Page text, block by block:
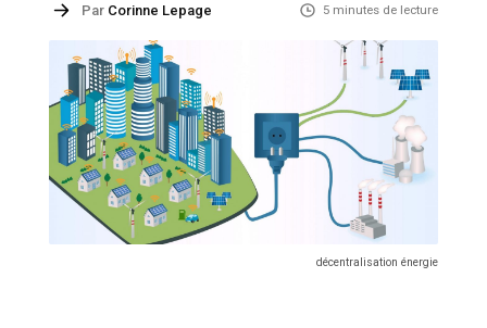
Par Corinne Lepage 5 minutes de lecture
décentralisation énergie